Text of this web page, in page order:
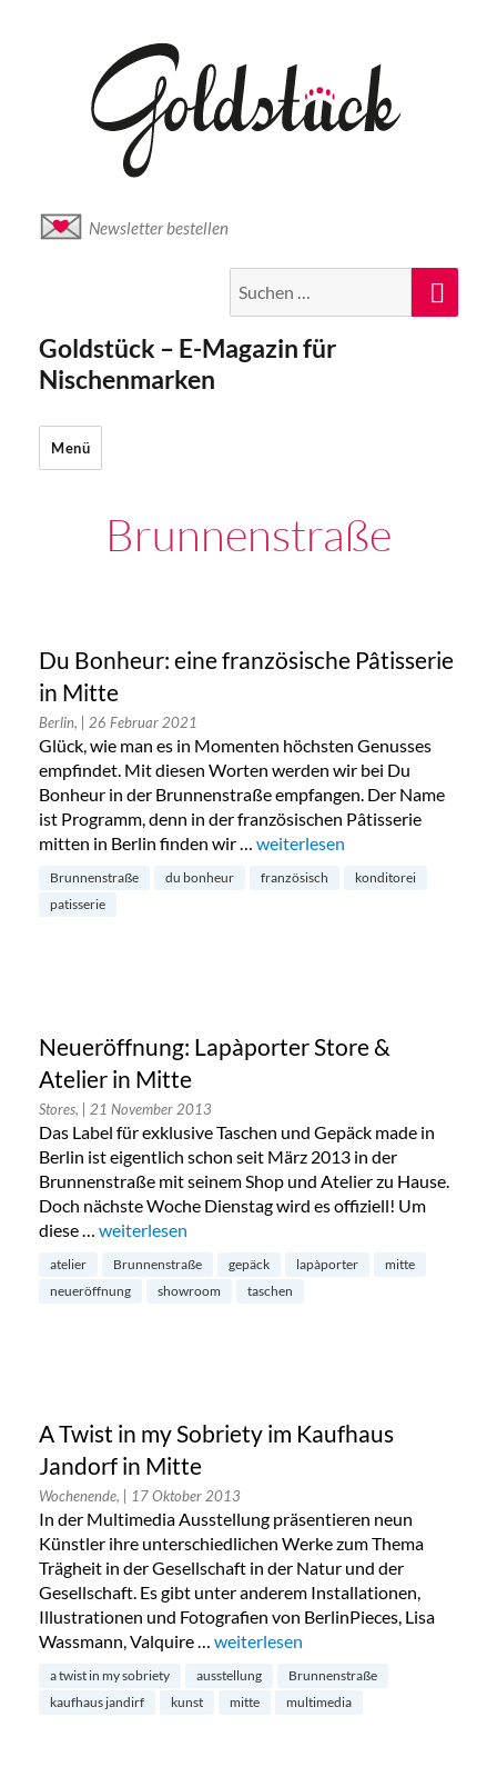
Newsletter bestellen
nach:
Goldstück – E-Magazin für
Nischenmarken
Menü
Brunnenstraße
Du Bonheur: eine französische Pâtisserie
in Mitte
Berlin, | 26 Februar 2021
Glück, wie man es in Momenten höchsten Genusses
empfindet. Mit diesen Worten werden wir bei Du
Bonheur in der Brunnenstraße empfangen. Der Name
ist Programm, denn in der französischen Pâtisserie
mitten in Berlin finden wir … „Du Bonheur: eine
weiterlesen
Brunnenstraße du bonheur französisch
konditorei
patisserie
Neueröffnung: Lapàporter Store &
Atelier in Mitte
Stores, | 21 November 2013
Das Label für exklusive Taschen und Gepäck made in
Berlin ist eigentlich schon seit März 2013 in der
Brunnenstraße mit seinem Shop und Atelier zu Hause.
Doch nächste Woche Dienstag wird es offiziell! Um
diese … „Neueröffnung: Lapàporter Store & Atelier in Mitte“
weiterlesen
atelier Brunnenstraße gepäck lapàporter
mitte
neueröffnung
showroom taschen
A Twist in my Sobriety im Kaufhaus
Jandorf in Mitte
Wochenende, | 17 Oktober 2013
In der Multimedia Ausstellung präsentieren neun
Künstler ihre unterschiedlichen Werke zum Thema
Trägheit in der Gesellschaft in der Natur und der
Gesellschaft. Es gibt unter anderem Installationen,
Illustrationen und Fotografien von BerlinPieces, Lisa
Wassmann, Valquire … „A Twist in my Sobriety im Kaufhaus
weiterlesen
a twist in my sobriety ausstellung
Brunnenstraße
kaufhaus jandirf
kunst mitte multimedia